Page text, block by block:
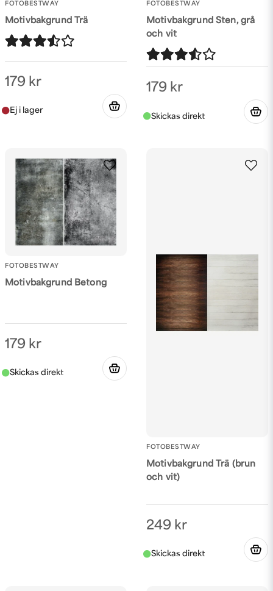
FOTOBESTWAY
Motivbakgrund Trä
179 kr
FOTOBESTWAY
Motivbakgrund Sten, grå
och vit
179 kr
FOTOBESTWAY
Motivbakgrund Betong
179 kr
FOTOBESTWAY
Motivbakgrund Trä (brun
och vit)
249 kr